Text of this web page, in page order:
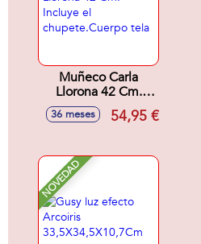
Muñeco Carla
Llorona 42 Cm.
Incluye el
chupete.Cuerpo
36 meses 54,95 €
NOVEDAD